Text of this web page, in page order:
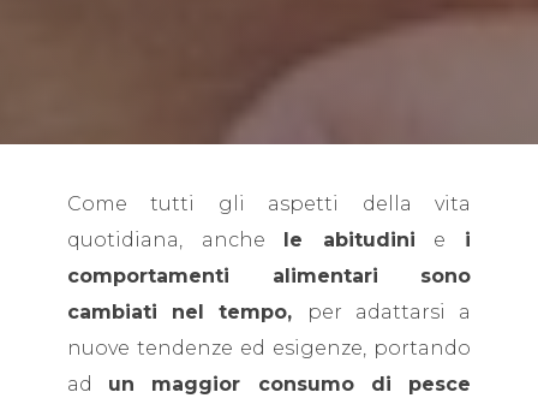
Come tutti gli aspetti della vita
quotidiana, anche le abitudini e i
comportamenti alimentari sono
cambiati nel tempo,
per adattarsi a
nuove tendenze ed esigenze, portando
ad un maggior consumo di pesce